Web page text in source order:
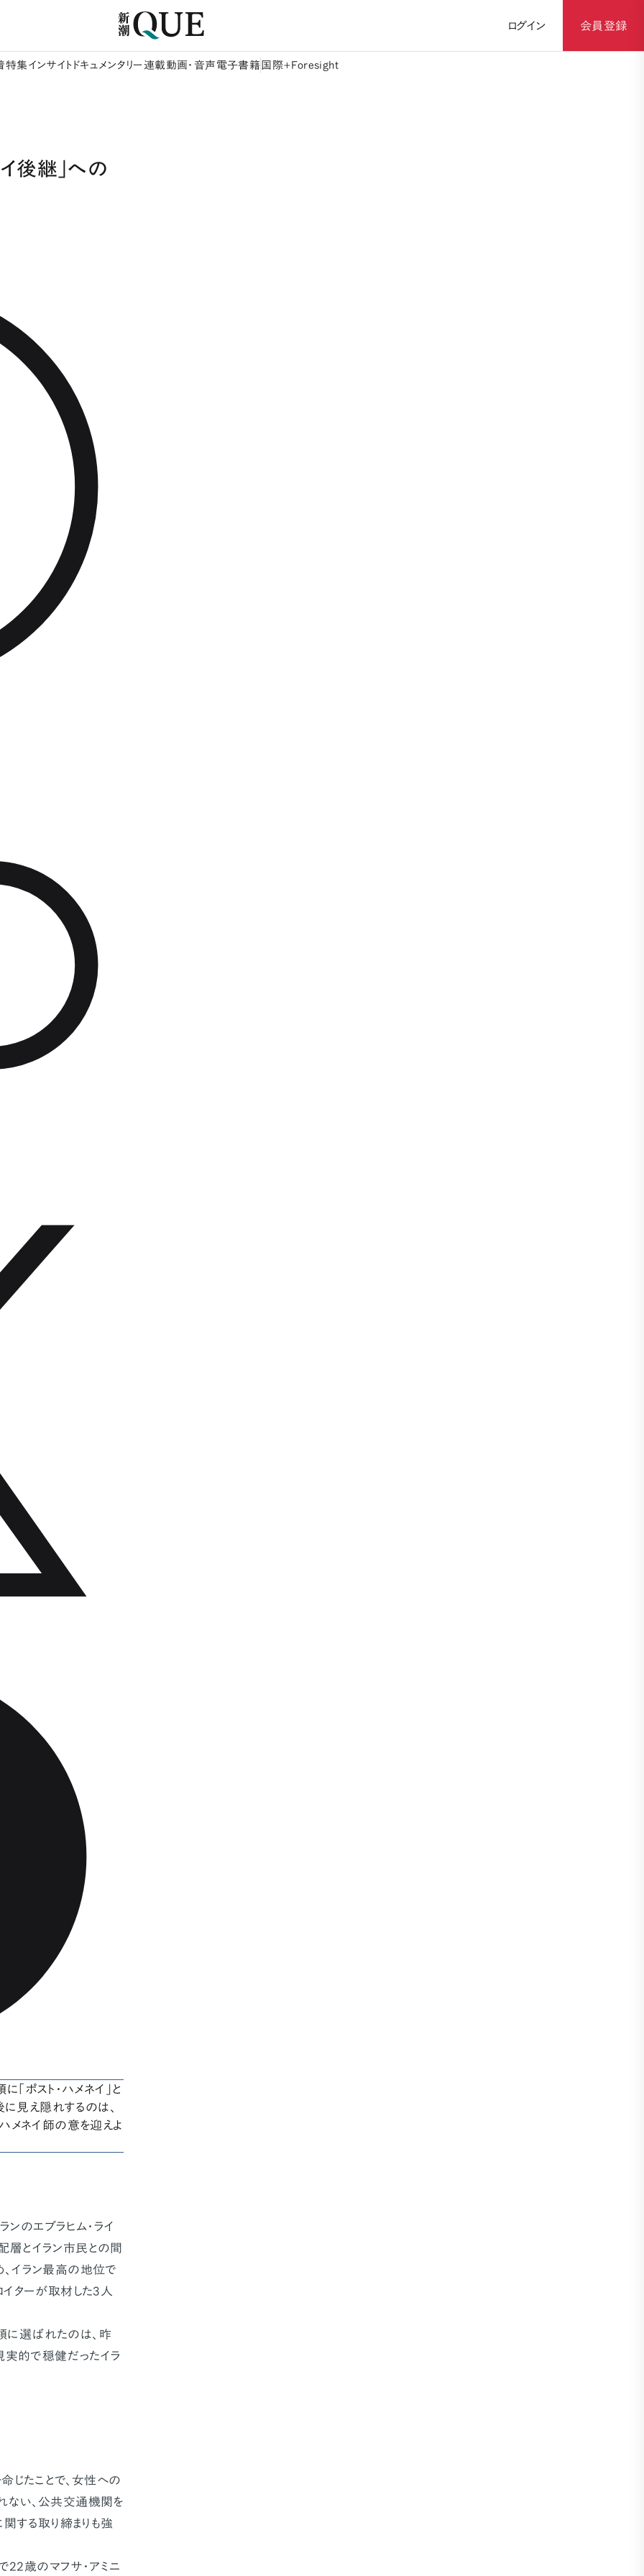
ログイン 会員登録
特集 インサイト ドキュメンタリー 連載動画・音声 電子書籍 国際+Foresight
後継」への
ポスト・ハメネイ」と
見え隠れするのは、
メネイ師の意を迎えよ
ンのエブラヒム・ライ
層とイラン市民との間
イラン最高の地位で
ターが取材した3人
選ばれたのは、昨
実的で穏健だったイラ
じたことで、女性への
ない、公共交通機関を
関する取り締まりも強
22歳のマフサ・アミニ